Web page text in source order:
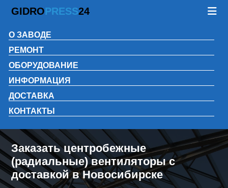
GIDROPRESS24
О ЗАВОДЕ
РЕМОНТ
ОБОРУДОВАНИЕ
ИНФОРМАЦИЯ
ДОСТАВКА
КОНТАКТЫ
Заказать центробежные
(радиальные) вентиляторы с
доставкой в Новосибирске